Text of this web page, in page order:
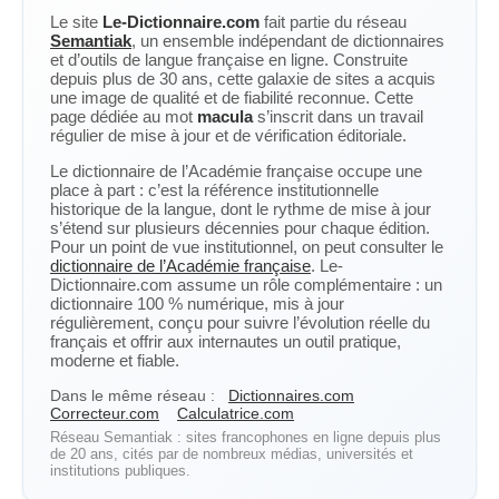
Le site Le-Dictionnaire.com fait partie du réseau
Semantiak, un ensemble indépendant de dictionnaires
et d’outils de langue française en ligne. Construite
depuis plus de 30 ans, cette galaxie de sites a acquis
une image de qualité et de fiabilité reconnue. Cette
page dédiée au mot maculas’inscrit dans un travail
régulier de mise à jour et de vérification éditoriale.
Le dictionnaire de l’Académie française occupe une
place à part : c’est la référence institutionnelle
historique de la langue, dont le rythme de mise à jour
s’étend sur plusieurs décennies pour chaque édition.
Pour un point de vue institutionnel, on peut consulter le
dictionnaire de l’Académie française. Le-
Dictionnaire.com assume un rôle complémentaire : un
dictionnaire 100 % numérique, mis à jour
régulièrement, conçu pour suivre l’évolution réelle du
français et offrir aux internautes un outil pratique,
moderne et fiable.
Dans le même réseau :
Dictionnaires.com
Correcteur.com
Calculatrice.com
Réseau Semantiak : sites francophones en ligne depuis plus
de 20 ans, cités par de nombreux médias, universités et
institutions publiques.